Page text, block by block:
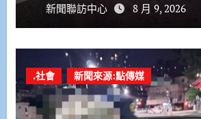
新聞聯訪中心 8 月 9, 2026
.社會 新聞來源:點傳媒